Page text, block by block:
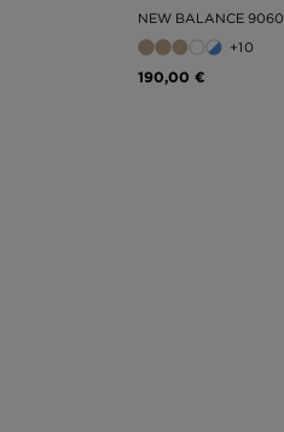
NEW BALANCE 9060
+10
190,00 €